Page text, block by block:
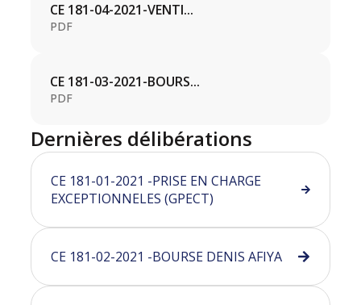
CE 181-04-2021-VENTI...
PDF
CE 181-03-2021-BOURS...
PDF
Dernières délibérations
CE 181-01-2021 -PRISE EN CHARGE
EXCEPTIONNELES (GPECT)
CE 181-02-2021 -BOURSE DENIS AFIYA